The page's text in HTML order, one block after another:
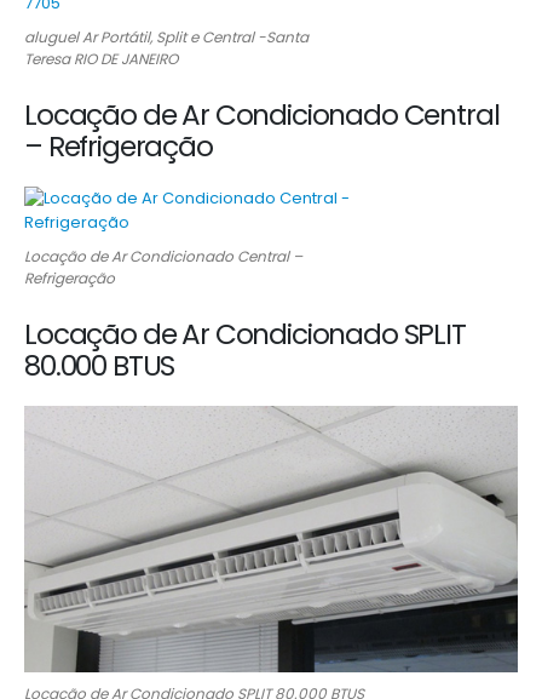
aluguel Ar Portátil, Split e Central -Santa
Teresa RIO DE JANEIRO
Locação de Ar Condicionado Central
– Refrigeração
Locação de Ar Condicionado Central –
Refrigeração
Locação de Ar Condicionado SPLIT
80.000 BTUS
Locação de Ar Condicionado SPLIT 80.000 BTUS